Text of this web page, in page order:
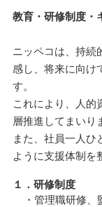
教育・研修制度・
ニッペコは、持続
感し、将来に向け
す。
これにより、人的
層推進してまいり
また、社員一人ひ
ように支援体制を
１．研修制度
・管理職研修、